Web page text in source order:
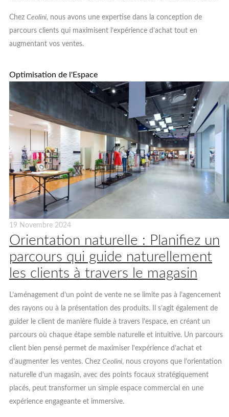
Chez Ceolini, nous avons une expertise dans la conception de
parcours clients qui maximisent l’expérience d’achat tout en
augmentant vos ventes.
Optimisation de l'Espace
19 Novembre 2024
Orientation naturelle : Planifiez un
parcours qui guide naturellement
les clients à travers le magasin
L’aménagement d’un point de vente ne se limite pas à l’agencement
des rayons ou à la présentation des produits. Il s’agit également de
guider le client de manière fluide à travers l’espace, en créant un
parcours où chaque étape semble naturelle et intuitive. Un parcours
client bien pensé permet de maximiser l’expérience d’achat et
d’augmenter les ventes. Chez Ceolini, nous croyons que l’orientation
naturelle d’un magasin, avec des points focaux stratégiquement
placés, peut transformer un simple espace commercial en une
expérience engageante et immersive.